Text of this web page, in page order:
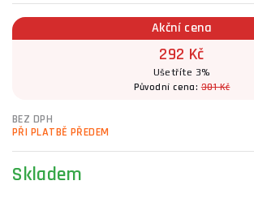
Akční cena
292 Kč
Ušetříte 3%
Původní cena:301 Kč
BEZ DPH
PŘI PLATBĚ PŘEDEM
Skladem